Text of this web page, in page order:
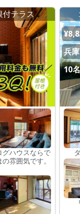
テラス
グハウスならで
の雰囲気です。
兵
10